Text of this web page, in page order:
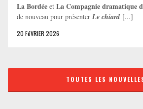
La Bordée et La Compagnie dramatique
de nouveau pour présenter Le chiard [...]
20 FéVRIER 2026
TOUTES LES